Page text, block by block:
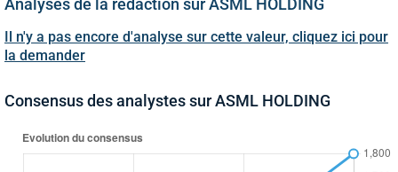
Analyses de la rédaction sur ASML HOLDING
Il n'y a pas encore d'analyse sur cette valeur, cliquez ici pour
la demander
Consensus des analystes sur ASML HOLDING